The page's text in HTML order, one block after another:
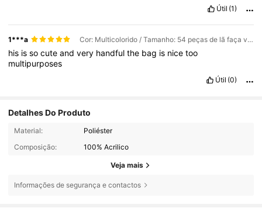
Útil (1)
1***a Cor: Multicolorido / Tamanho: 54 peças de lã faça você mesmo azul cereja
his issocuteandvery handfulthe bag is nicetoo
multipurposes
Útil (0)
Detalhes Do Produto
Material:
Poliéster
Composição:
100% Acrilico
Veja mais
Informações de segurança e contactos